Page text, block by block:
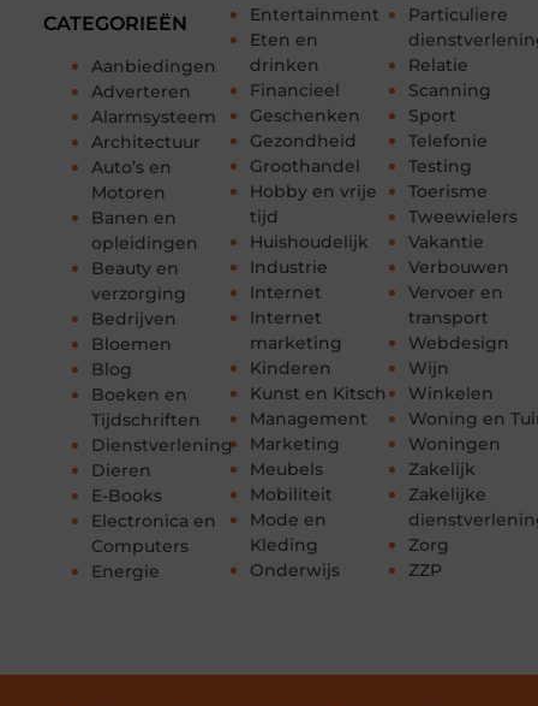
CATEGORIEËN
Aanbiedingen
Adverteren
Alarmsysteem
Architectuur
Auto’s en
Motoren
Banen en
opleidingen
Beauty en
verzorging
Bedrijven
Bloemen
Blog
Boeken en
Tijdschriften
Dienstverlening
Dieren
E-Books
Electronica en
Computers
Energie
Entertainment
Eten en
drinken
Financieel
Geschenken
Gezondheid
Groothandel
Hobby en vrije
tijd
Huishoudelijk
Industrie
Internet
Internet
marketing
Kinderen
Kunst en Kitsch
Management
Marketing
Meubels
Mobiliteit
Mode en
Kleding
Onderwijs
Particuliere
Relatie
Scanning
Sport
Telefonie
Testing
Toerisme
Tweewielers
Vakantie
Verbouwen
Vervoer en
transport
Webdesign
Wijn
Winkelen
Woning en
Woningen
Zakelijk
Zakelijke
Zorg
ZZP